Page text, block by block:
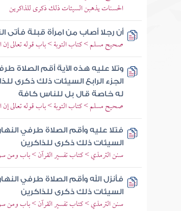
الحسنات يذهبن السيئات ذلك ذكرى للذاكرين
أن رجلا أصاب من امرأة قبلة
صحيح مسلم > كتاب التوبة > باب قوله تعالى
وتلا عليه هذه الآية أقم الصلاة
الجزء الرابع السيئات ذلك ذكرى
له خاصة قال بل للناس كافة
صحيح مسلم > كتاب التوبة > باب قوله تعالى
فتلا عليه وأقم الصلاة طرفي
السيئات ذلك ذكرى للذاكرين
سنن الترمذي > كتاب تفسير القرآن > باب ومن
فأنزل الله وأقم الصلاة طرفي
السيئات ذلك ذكرى للذاكرين
سنن الترمذي > كتاب تفسير القرآن > باب ومن